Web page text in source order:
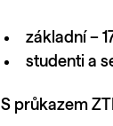
základní –
studenti a
S průkazem